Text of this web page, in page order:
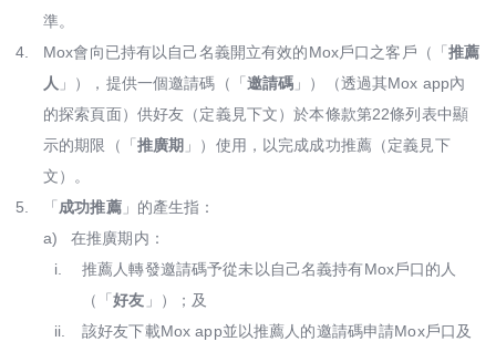
精明消費
Mox FX
準。
4.
Mox會向已持有以自己名義開立有效的Mox戶口之客戶（「 推薦
人 」），提供一個邀請碼（「 邀請碼 」）（透過其Mox app內
的探索頁面）供好友（定義見下文）於本條款第22條列表中顯
示的期限（「 推廣期 」）使用，以完成成功推薦（定義見下
文）。
5.
「 成功推薦」的產生指：
a)
在推廣期内：
i.
推薦人轉發邀請碼予從未以自己名義持有Mox戶口的人
（「好友 」）；及
ii.
該好友下載Mox app並以推薦人的邀請碼申請Mox戶口及